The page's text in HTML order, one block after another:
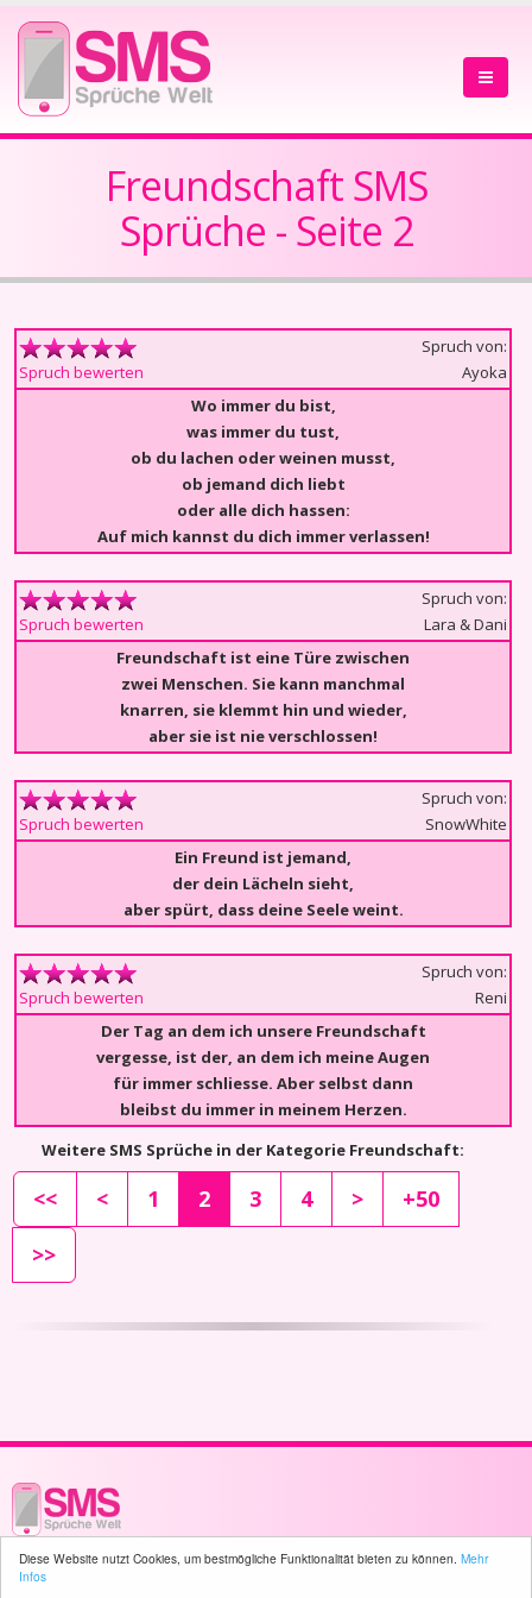
Diese Website nutzt Cookies, um bestmögliche Funktionalität bieten zu können. Mehr
Infos
Freundschaft SMS
Sprüche - Seite 2
Spruch bewerten
Spruch von:
Ayoka
Wo immer du bist,
was immer du tust,
ob du lachen oder weinen musst,
ob jemand dich liebt
oder alle dich hassen:
Auf mich kannst du dich immer verlassen!
Spruch bewerten
Spruch von:
Lara & Dani
Freundschaft ist eine Türe zwischen
zwei Menschen. Sie kann manchmal
knarren, sie klemmt hin und wieder,
aber sie ist nie verschlossen!
Spruch bewerten
Spruch von:
SnowWhite
Ein Freund ist jemand,
der dein Lächeln sieht,
aber spürt, dass deine Seele weint.
Spruch bewerten
Spruch von:
Reni
Der Tag an dem ich unsere Freundschaft
vergesse, ist der, an dem ich meine Augen
für immer schliesse. Aber selbst dann
bleibst du immer in meinem Herzen.
Weitere SMS Sprüche in der Kategorie Freundschaft:
<< < 1 2 3 4 >
+50
>>
© 2003 - 2026 - sms-sprueche-welt.ch